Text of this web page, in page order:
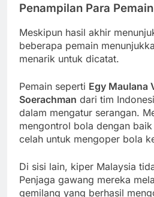
Penampilan Para
Meskipun hasil akhir
beberapa pemain
menarik untuk dicatat.
Pemain seperti Egy Maulana
Soerachman dari tim
dalam mengatur serangan.
mengontrol bola dengan
celah untuk mengoper bola
Di sisi lain, kiper Malaysia
Penjaga gawang mereka
gemilang yang berhasil